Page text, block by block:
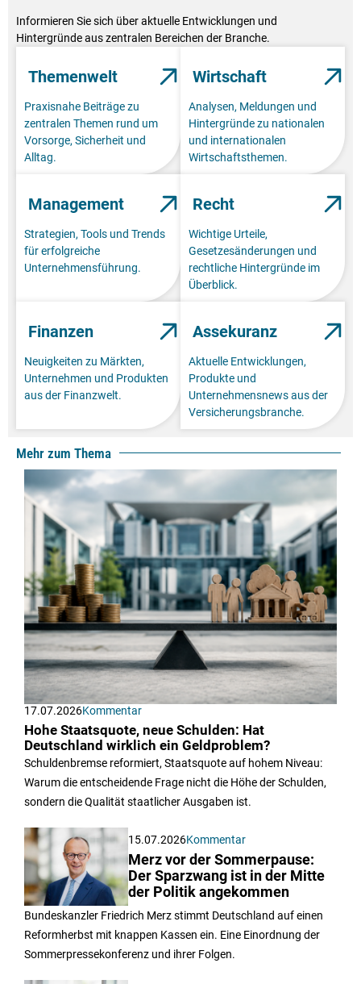
Informieren Sie sich über aktuelle Entwicklungen und
Hintergründe aus zentralen Bereichen der Branche.
Themenwelt
Praxisnahe Beiträge zu
zentralen Themen rund um
Vorsorge, Sicherheit und
Alltag.
Wirtschaft
Analysen, Meldungen und
Hintergründe zu nationalen
und internationalen
Wirtschaftsthemen.
Management
Strategien, Tools und Trends
für erfolgreiche
Unternehmensführung.
Recht
Wichtige Urteile,
Gesetzesänderungen und
rechtliche Hintergründe im
Überblick.
Finanzen
Neuigkeiten zu Märkten,
Unternehmen und Produkten
aus der Finanzwelt.
Assekuranz
Aktuelle Entwicklungen,
Produkte und
Unternehmensnews aus der
Versicherungsbranche.
Mehr zum Thema
17.07.2026Kommentar
Hohe Staatsquote, neue Schulden: Hat
Deutschland wirklich ein Geldproblem?
Schuldenbremse reformiert, Staatsquote auf hohem Niveau:
Warum die entscheidende Frage nicht die Höhe der Schulden,
sondern die Qualität staatlicher Ausgaben ist.
15.07.2026Kommentar
Merz vor der Sommerpause:
Der Sparzwang ist in der Mitte
der Politik angekommen
Bundeskanzler Friedrich Merz stimmt Deutschland auf einen
Reformherbst mit knappen Kassen ein. Eine Einordnung der
Sommerpressekonferenz und ihrer Folgen.